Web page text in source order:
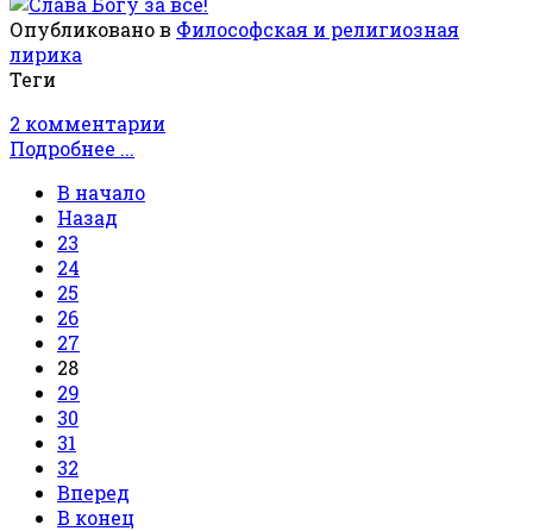
Опубликовано в Философская и религиозная
лирика
Теги
2 комментарии
Подробнее ...
В начало
Назад
23
24
25
26
27
28
29
30
31
32
Вперед
В конец